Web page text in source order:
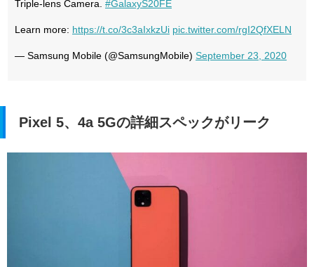
Triple-lens Camera. #GalaxyS20FE
Learn more: https://t.co/3c3aIxkzUi pic.twitter.com/rgI2QfXELN
— Samsung Mobile (@SamsungMobile) September 23, 2020
Pixel 5、4a 5Gの詳細スペックがリーク